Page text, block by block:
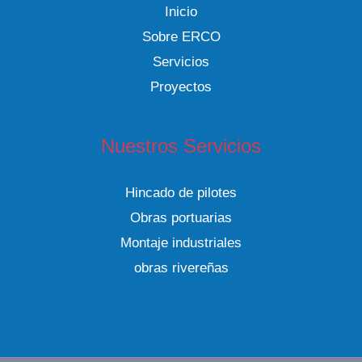
Inicio
Sobre ERCO
Servicios
Proyectos
Nuestros Servicios
Hincado de pilotes
Obras portuarias
Montaje industriales
obras rivereñas